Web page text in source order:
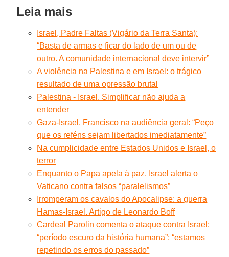
Leia mais
Israel, Padre Faltas (Vigário da Terra Santa):
“Basta de armas e ficar do lado de um ou de
outro. A comunidade internacional deve intervir”
A violência na Palestina e em Israel: o trágico
resultado de uma opressão brutal
Palestina - Israel. Simplificar não ajuda a
entender
Gaza-Israel. Francisco na audiência geral: “Peço
que os reféns sejam libertados imediatamente”
Na cumplicidade entre Estados Unidos e Israel, o
terror
Enquanto o Papa apela à paz, Israel alerta o
Vaticano contra falsos “paralelismos”
Irromperam os cavalos do Apocalipse: a guerra
Hamas-Israel. Artigo de Leonardo Boff
Cardeal Parolin comenta o ataque contra Israel:
“período escuro da história humana”; “estamos
repetindo os erros do passado”